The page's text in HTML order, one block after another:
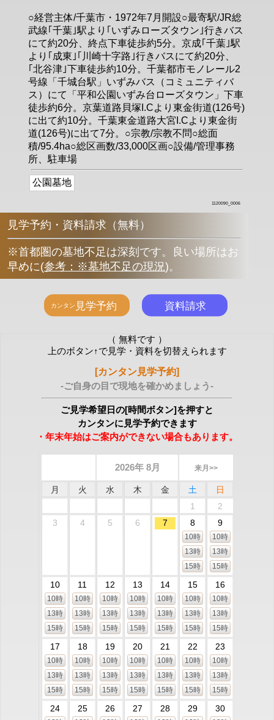
○経営主体/千葉市・1972年7月開設○最寄駅/JR総
武線｢千葉｣駅より｢いずみローズタウン｣行きバス
にて約20分、終点下車徒歩約5分。京成｢千葉｣駅
より｢成東｣｢川崎十字路｣行きバスにて約20分、
｢北谷津｣下車徒歩約10分。千葉都市モノレール2
号線「千城台駅」いずみバス（コミュニティバ
ス）にて「平和公園いずみ台ローズタウン」下車
徒歩約6分。京葉道路貝塚I.Cより東金街道(126号)
に出て約10分。千葉東金道路大宮I.Cより東金街
道(126号)に出て7分。○宗教/宗教不問○総面
積/95.4ha○総区画数/33,000区画○設備/管理事務
所、駐車場
公園墓地
1120090_0006
見学予約・資料請求（無料）
※首都圏の墓地不足は深刻です。良い場所はお
早めに(参考：※墓地不足の現況)。
（ 無料です ）
上のボタン↑で見学・資料を切替えられます
[カンタン見学予約]
-ご自身の目で現地を確かめましょう-
ご見学希望日の[時間ボタン]を押すと
カンタンに見学予約できます
・年末年始はご案内ができない場合もあります。
2026年 8月 来月>>
月 火 水 木 金 土
日
1
2
3
4 5 6 7 8
10時
13時
15時
9
10時
13時
15時
10
10時
13時
15時
11
10時
13時
15時
12
10時
13時
15時
13
10時
13時
15時
14
10時
13時
15時
15
10時
13時
15時
16
10時
13時
15時
17
10時
13時
15時
18
10時
13時
15時
19
10時
13時
15時
20
10時
13時
15時
21
10時
13時
15時
22
10時
13時
15時
23
10時
13時
15時
24 25 26 27 28 29 30